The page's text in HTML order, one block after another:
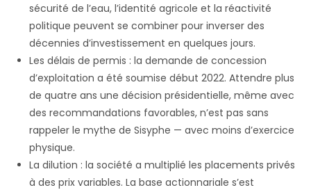
sécurité de l’eau, l’identité agricole et la réactivité
politique peuvent se combiner pour inverser des
décennies d’investissement en quelques jours.
Les délais de permis : la demande de concession
d’exploitation a été soumise début 2022. Attendre plus
de quatre ans une décision présidentielle, même avec
des recommandations favorables, n’est pas sans
rappeler le mythe de Sisyphe — avec moins d’exercice
physique.
La dilution : la société a multiplié les placements privés
à des prix variables. La base actionnariale s’est